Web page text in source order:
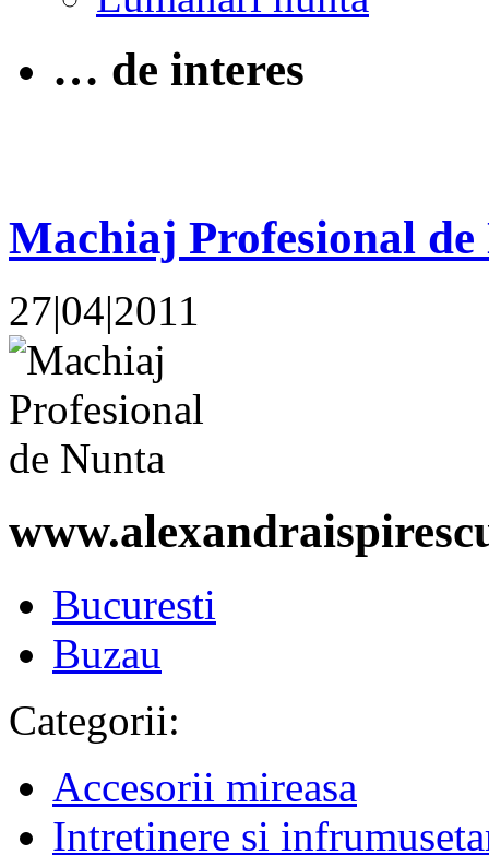
… de interes
Machiaj Profesional de
27|04|2011
Bucuresti
Buzau
Categorii:
Accesorii mireasa
Intretinere si